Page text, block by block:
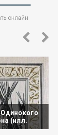
онлайн
(илл.